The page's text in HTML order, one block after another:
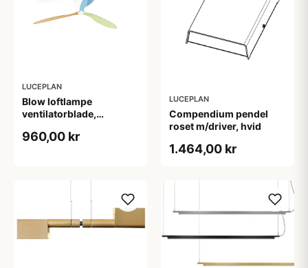
LUCEPLAN
Blow loftlampe
ventilatorblade,
960,00 kr
LUCEPLAN
Compendium pendel
roset m/driver, hvid
1.464,00 kr